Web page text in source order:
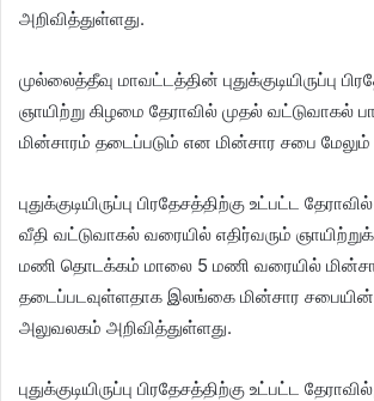
அறிவித்துள்ளது.
முல்லைத்தீவு மாவட்டத்தின் புதுக்குடியிருப்பு
ஞாயிற்று கிழமை தேராவில் முதல் வட்டுவாகல்
மின்சாரம் தடைப்படும் என மின்சார சபை மேலும்
புதுக்குடியிருப்பு பிரதேசத்திற்கு உட்பட்ட
வீதி வட்டுவாகல் வரையில் எதிர்வரும்
மணி தொடக்கம் மாலை 5 மணி வரையில்
தடைப்படவுள்ளதாக இலங்கை மின்சார சபையின்
அலுவலகம் அறிவித்துள்ளது.
புதுக்குடியிருப்பு பிரதேசத்திற்கு உட்பட்ட